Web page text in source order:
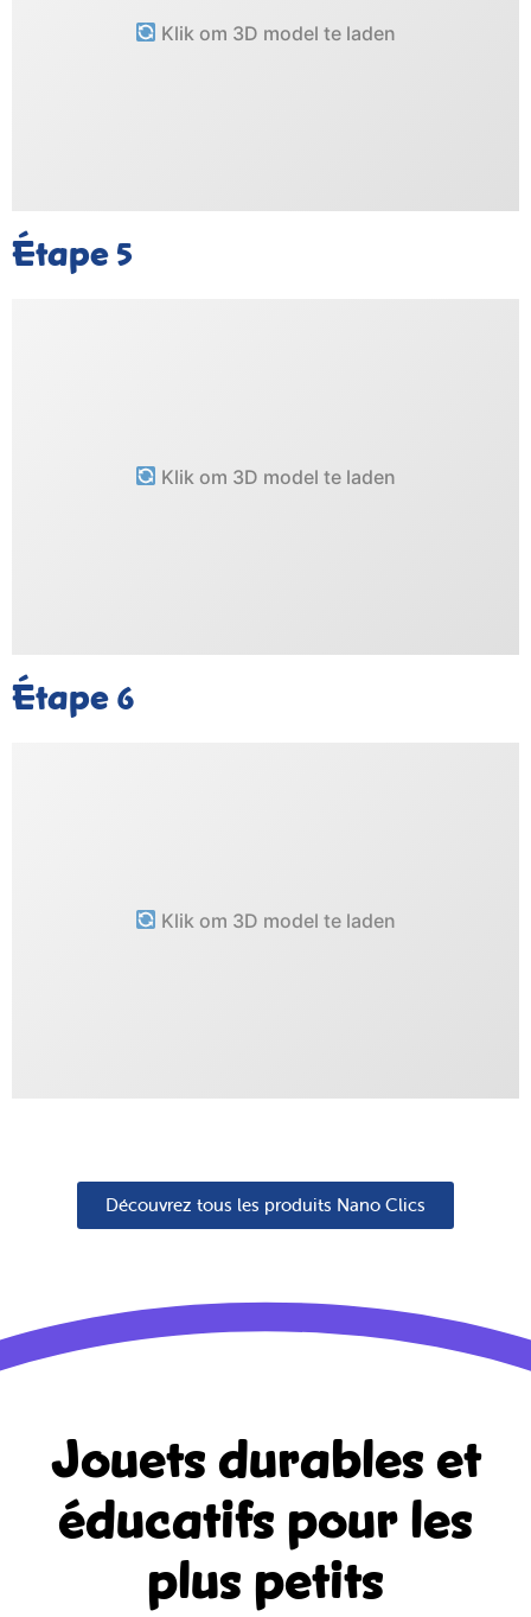
Klik om 3D model te laden
Étape 5
Klik om 3D model te laden
Étape 6
Klik om 3D model te laden
Découvrez tous les produits Nano Clics
Jouets durables et
éducatifs pour les
plus petits